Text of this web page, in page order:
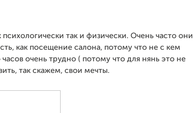
так и физически. Очень часто они
как посещение салона, потому что не с кем
очень трудно ( потому что для нянь это не
так скажем, свои мечты.